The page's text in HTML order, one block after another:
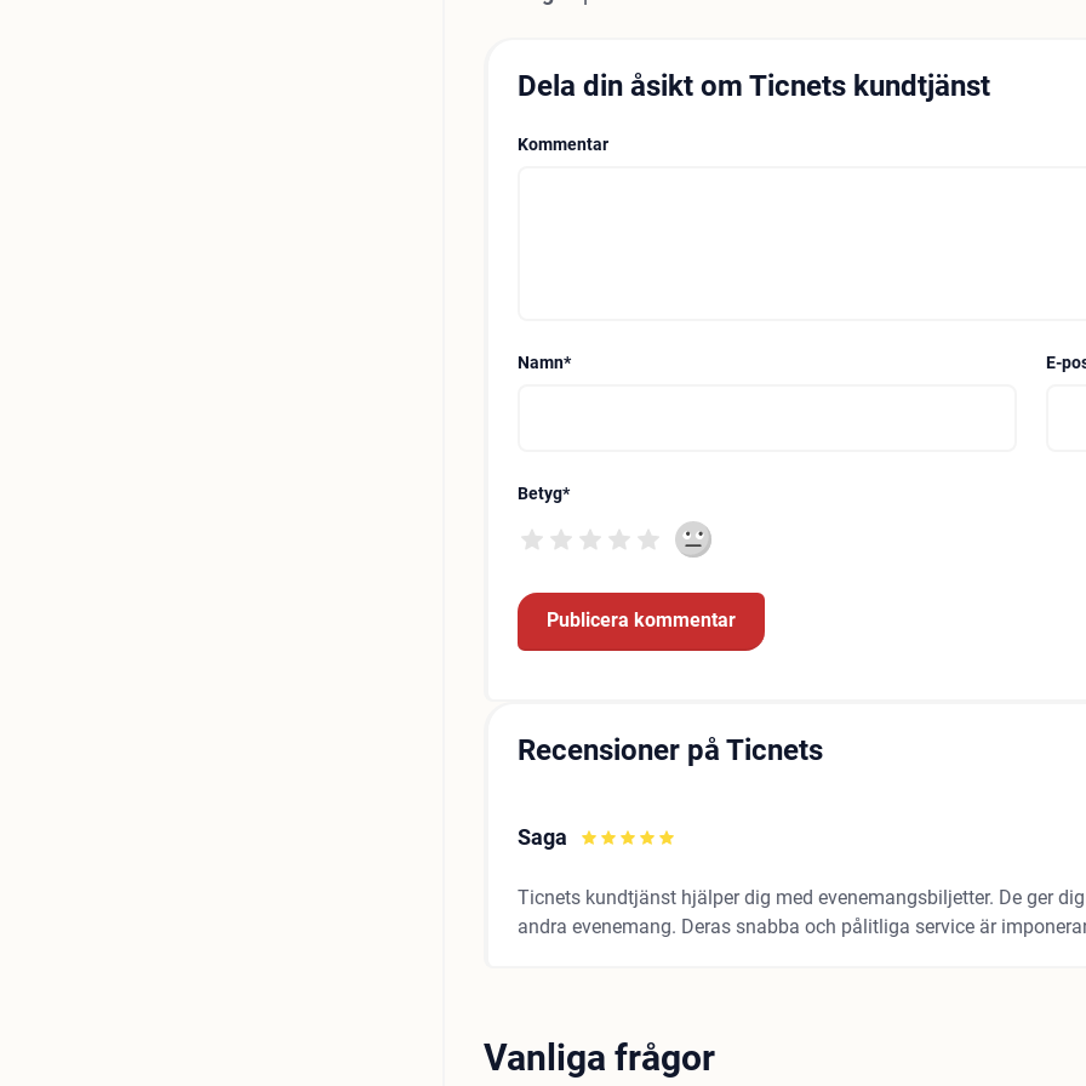
Dela din åsikt om Ticnets kundtjänst
Kommentar
Namn* E-
Betyg*
Recensioner på Ticnets
Saga
Ticnets kundtjänst hjälper dig med evenemangsbiljetter. De ger
andra evenemang. Deras snabba och pålitliga service är
Vanliga frågor